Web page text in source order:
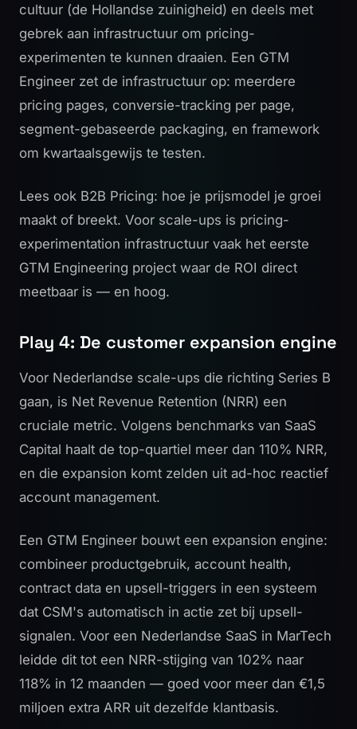
cultuur (de Hollandse zuinigheid) en deels met
gebrek aan infrastructuur om pricing-
experimenten te kunnen draaien. Een GTM
Engineer zet de infrastructuur op: meerdere
pricing pages, conversie-tracking per page,
segment-gebaseerde packaging, en framework
om kwartaalsgewijs te testen.
Lees ook B2B Pricing: hoe je prijsmodel je groei
maakt of breekt. Voor scale-ups is pricing-
experimentation infrastructuur vaak het eerste
GTM Engineering project waar de ROI direct
meetbaar is — en hoog.
Play 4: De customer expansion engine
Voor Nederlandse scale-ups die richting Series B
gaan, is Net Revenue Retention (NRR) een
cruciale metric. Volgens benchmarks van SaaS
Capital haalt de top-quartiel meer dan 110% NRR,
en die expansion komt zelden uit ad-hoc reactief
account management.
Een GTM Engineer bouwt een expansion engine:
combineer productgebruik, account health,
contract data en upsell-triggers in een systeem
dat CSM's automatisch in actie zet bij upsell-
signalen. Voor een Nederlandse SaaS in MarTech
leidde dit tot een NRR-stijging van 102% naar
118% in 12 maanden — goed voor meer dan €1,5
miljoen extra ARR uit dezelfde klantbasis.